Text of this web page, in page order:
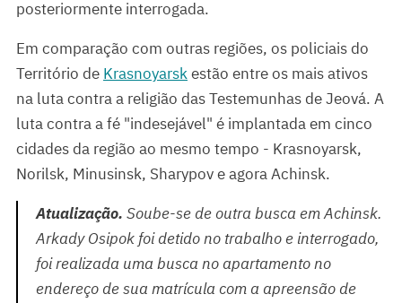
posteriormente interrogada.
Em comparação com outras regiões, os policiais do
Território de Krasnoyarskestão entre os mais ativos
na luta contra a religião das Testemunhas de Jeová. A
luta contra a fé "indesejável" é implantada em cinco
cidades da região ao mesmo tempo - Krasnoyarsk,
Norilsk, Minusinsk, Sharypov e agora Achinsk.
Atualização. Soube-se de outra busca em Achinsk.
Arkady Osipok foi detido no trabalho e interrogado,
foi realizada uma busca no apartamento no
endereço de sua matrícula com a apreensão de